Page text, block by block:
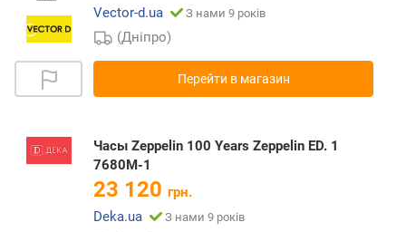
Vector-d.ua
З нами 9 років
(Дніпро)
Перейти в магазин
Часы Zeppelin 100 Years Zeppelin ED. 1
7680M-1
23 120 грн.
Deka.ua
З нами 9 років